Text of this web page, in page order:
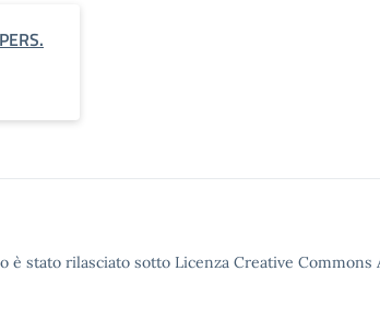
è stato rilasciato sotto Licenza Creative